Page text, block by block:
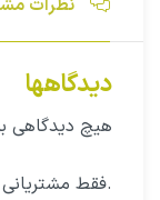
دیدگاهها
هیچ دیدگاهی
.فقط